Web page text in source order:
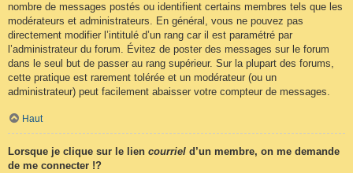
nombre de messages postés ou identifient certains membres tels que les
modérateurs et administrateurs. En général, vous ne pouvez pas
directement modifier l’intitulé d’un rang car il est paramétré par
l’administrateur du forum. Évitez de poster des messages sur le forum
dans le seul but de passer au rang supérieur. Sur la plupart des forums,
cette pratique est rarement tolérée et un modérateur (ou un
administrateur) peut facilement abaisser votre compteur de messages.
Haut
Lorsque je clique sur le lien courriel d’un membre, on me demande
de me connecter !?